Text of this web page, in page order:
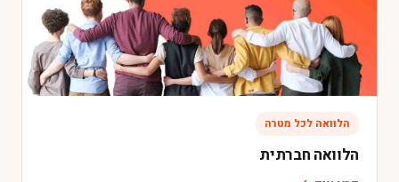
הלוואה לכל מטרה
הלוואה חברתית